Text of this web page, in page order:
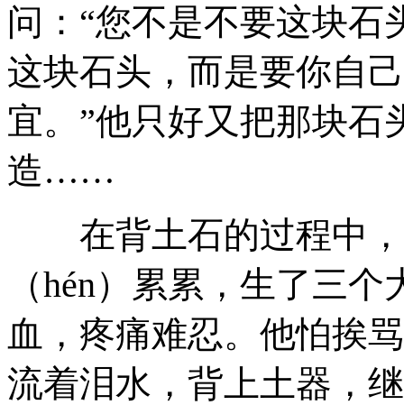
问：“您不是不要这块石
这块石头，而是要你自
宜。”他只好又把那块石
造……
在背土石的过程中，
（hén）累累，生了三
血，疼痛难忍。他怕挨
流着泪水，背上土器，